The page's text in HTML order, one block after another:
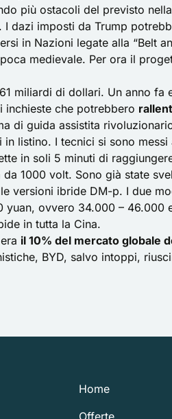
più ostacoli del previsto
I dazi imposti da Trump
in Nazioni legate alla “Belt
medievale. Per ora il
miliardi di dollari. Un anno
che potrebbero
di guida assistita
listino. I tecnici si sono messi
in soli 5 minuti di
1000 volt. Sono già state
versioni ibride DM-p. I due
ovvero 34.000 – 46.000
in tutta la Cina.
il 10% del mercato globale
BYD, salvo intoppi,
Home
Offerte